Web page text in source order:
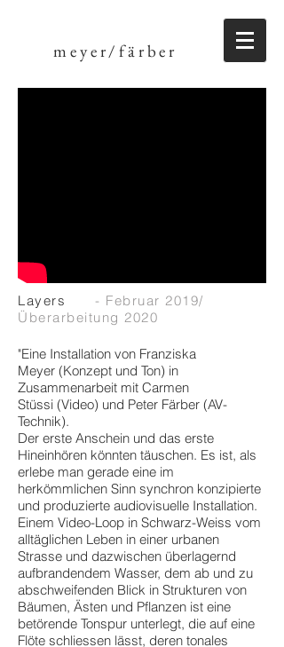
meyer/färber
Layers - Februar 2019/
Überarbeitung 2020
"Eine Installation von Franziska
Meyer (Konzept und Ton) in
Zusammenarbeit mit Carmen
Stüssi (Video) und Peter Färber (AV-
Technik).
Der erste Anschein und das erste
Hineinhören könnten täuschen. Es ist, als
erlebe man gerade eine im
herkömmlichen Sinn synchron konzipierte
und produzierte audiovisuelle Installation.
Einem Video-Loop in Schwarz-Weiss vom
alltäglichen Leben in einer urbanen
Strasse und dazwischen überlagernd
aufbrandendem Wasser, dem ab und zu
abschweifenden Blick in Strukturen von
Bäumen, Ästen und Pflanzen ist eine
betörende Tonspur unterlegt, die auf eine
Flöte schliessen lässt, deren tonales